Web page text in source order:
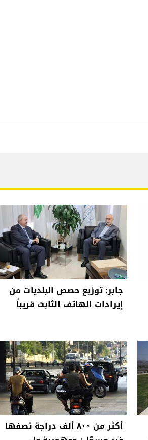
جابر: توزيع حصص البلديات من
إيرادات الهاتف الثابت قريباً
أكثر من ٨٠٠ ألف دراجة نصفها